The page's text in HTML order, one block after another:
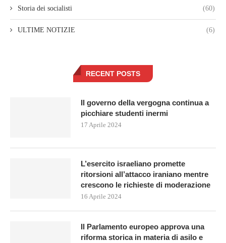
Storia dei socialisti (60)
ULTIME NOTIZIE (6)
RECENT POSTS
Il governo della vergogna continua a
picchiare studenti inermi
17 Aprile 2024
L’esercito israeliano promette
ritorsioni all’attacco iraniano mentre
crescono le richieste di moderazione
16 Aprile 2024
Il Parlamento europeo approva una
riforma storica in materia di asilo e